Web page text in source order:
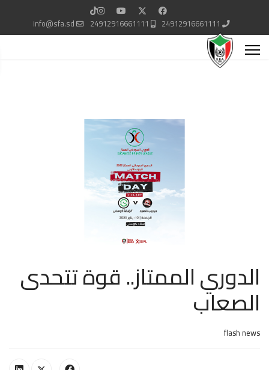
24912916661111
24912916661111
info@sfa.sd
الدوري الممتاز.. قوة تتحدى
الصعاب
flash news